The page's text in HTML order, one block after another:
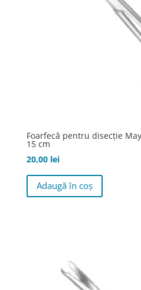
Foarfecă pentru disecţie
15 cm
20,00 lei
Adaugă în coș